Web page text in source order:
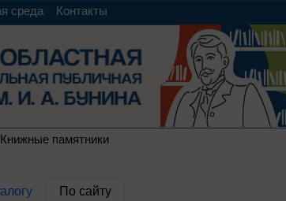
среда Контакты
Книжные памятники
По сайту